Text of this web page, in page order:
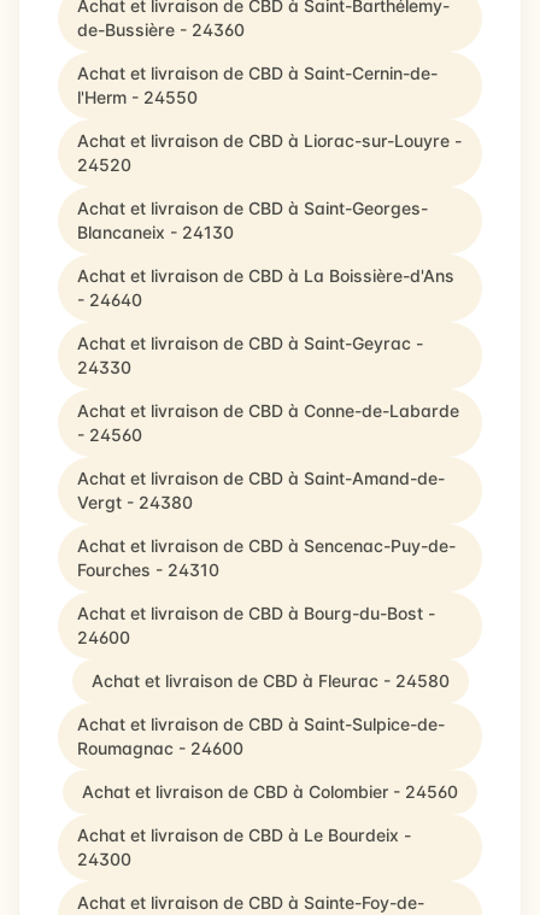
Achat et livraison de CBD à Saint-Barthélemy-
de-Bussière - 24360
Achat et livraison de CBD à Saint-Cernin-de-
l'Herm - 24550
Achat et livraison de CBD à Liorac-sur-Louyre -
24520
Achat et livraison de CBD à Saint-Georges-
Blancaneix - 24130
Achat et livraison de CBD à La Boissière-d'Ans
- 24640
Achat et livraison de CBD à Saint-Geyrac -
24330
Achat et livraison de CBD à Conne-de-Labarde
- 24560
Achat et livraison de CBD à Saint-Amand-de-
Vergt - 24380
Achat et livraison de CBD à Sencenac-Puy-de-
Fourches - 24310
Achat et livraison de CBD à Bourg-du-Bost -
24600
Achat et livraison de CBD à Fleurac - 24580
Achat et livraison de CBD à Saint-Sulpice-de-
Roumagnac - 24600
Achat et livraison de CBD à Colombier - 24560
Achat et livraison de CBD à Le Bourdeix -
24300
Achat et livraison de CBD à Sainte-Foy-de-